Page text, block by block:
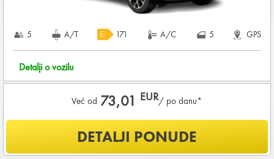
5 A/T 171 A/C 5 GPS
Detalji o vozilu
Već od 73,01 EUR/ po danu*
Šta je uključeno u ponudu?DETALJI PONUDE